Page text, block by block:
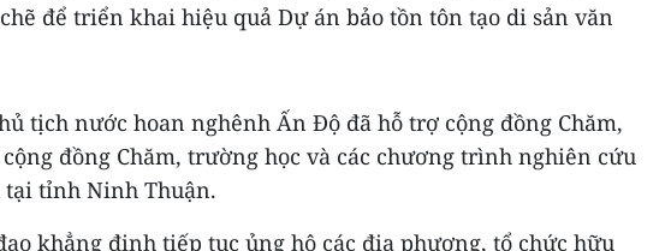
để triển khai hiệu quả Dự án bảo tồn tôn tạo di sản văn
tịch nước hoan nghênh Ấn Độ đã hỗ trợ cộng đồng Chăm,
đồng Chăm, trường học và các chương trình nghiên cứu
tại tỉnh Ninh Thuận.
khẳng định tiếp tục ủng hộ các địa phương, tổ chức hữu